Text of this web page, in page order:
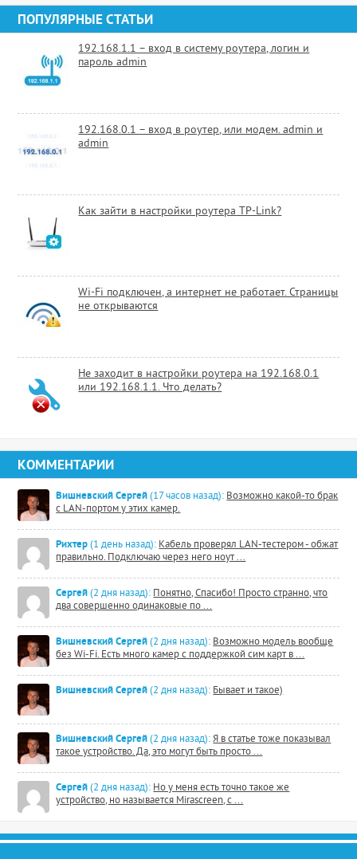
ПОПУЛЯРНЫЕ СТАТЬИ
192.168.1.1 – вход в систему роутера, логин и
пароль admin
192.168.0.1 – вход в роутер, или модем. admin и
admin
Как зайти в настройки роутера TP-Link?
Wi-Fi подключен, а интернет не работает. Страницы
не открываются
Не заходит в настройки роутера на 192.168.0.1
или 192.168.1.1. Что делать?
КОММЕНТАРИИ
Вишневский Сергей (17 часов назад): Возможно какой-то брак
с LAN-портом у этих камер.
Рихтер (1 день назад): Кабель проверял LAN-тестером - обжат
правильно. Подключаю через него ноут ...
Сергей (2 дня назад): Понятно, Спасибо! Просто странно, что
два совершенно одинаковые по ...
Вишневский Сергей (2 дня назад): Возможно модель вообще
без Wi-Fi. Есть много камер с поддержкой сим карт в ...
Вишневский Сергей (2 дня назад): Бывает и такое)
Вишневский Сергей (2 дня назад): Я в статье тоже показывал
такое устройство. Да, это могут быть просто ...
Сергей (2 дня назад): Но у меня есть точно такое же
устройство, но называется Mirascreen, с ...